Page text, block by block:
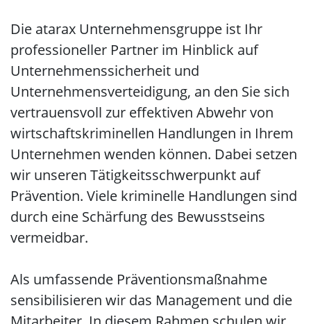
Die atarax Unternehmensgruppe ist Ihr
professioneller Partner im Hinblick auf
Unternehmenssicherheit und
Unternehmensverteidigung, an den Sie sich
vertrauensvoll zur effektiven Abwehr von
wirtschaftskriminellen Handlungen in Ihrem
Unternehmen wenden können. Dabei setzen
wir unseren Tätigkeitsschwerpunkt auf
Prävention. Viele kriminelle Handlungen sind
durch eine Schärfung des Bewusstseins
vermeidbar.
Als umfassende Präventionsmaßnahme
sensibilisieren wir das Management und die